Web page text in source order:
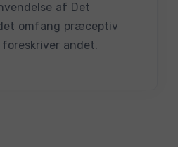
af Det
omfang præceptiv
foreskriver andet.